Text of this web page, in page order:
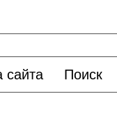
сайта Поиск